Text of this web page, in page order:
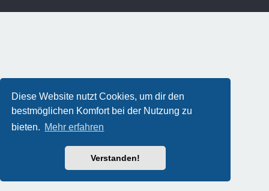
Diese Website nutzt Cookies, um dir den
bestmöglichen Komfort bei der Nutzung zu
bieten. Mehr erfahren
Verstanden!